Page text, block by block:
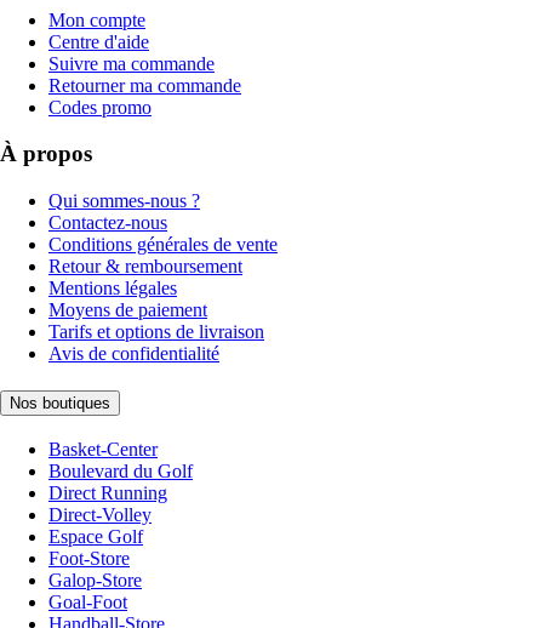
Mon compte
Centre d'aide
Suivre ma commande
Retourner ma commande
Codes promo
À propos
Qui sommes-nous ?
Contactez-nous
Conditions générales de vente
Retour & remboursement
Mentions légales
Moyens de paiement
Tarifs et options de livraison
Avis de confidentialité
Nos boutiques
Basket-Center
Boulevard du Golf
Direct Running
Direct-Volley
Espace Golf
Foot-Store
Galop-Store
Goal-Foot
Handball-Store